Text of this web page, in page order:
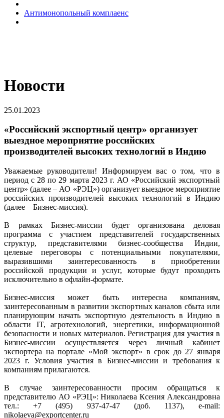
Антимонопольный комплаенс
Новости
25.01.2023
«Российский экспортный центр» организует
выездное мероприятие российских
производителей высоких технологий в Индию
Уважаемые руководители! Информируем вас о том, что в
период с 28 по 29 марта 2023 г. АО «Российский экспортный
центр» (далее – АО «РЭЦ») организует выездное мероприятие
российских производителей высоких технологий в Индию
(далее – Бизнес-миссия).
В рамках Бизнес-миссии будет организована деловая
программа с участием представителей государственных
структур, представителями бизнес-сообщества Индии,
целевые переговоры с потенциальными покупателями,
выразившими заинтересованность в приобретении
российской продукции и услуг, которые будут проходить
исключительно в офлайн-формате.
Бизнес-миссия может быть интересна компаниям,
заинтересованным в развитии экспортных каналов сбыта или
планирующим начать экспортную деятельность в Индию в
области IT, агротехнологий, энергетики, информационной
безопасности и новых материалов. Регистрация для участия в
Бизнес-миссии осуществляется через личный кабинет
экспортера на портале «Мой экспорт» в срок до 27 января
2023 г. Условия участия в Бизнес-миссии и требования к
компаниям прилагаются.
В случае заинтересованности просим обращаться к
представителю АО «РЭЦ»: Николаева Ксения Александровна
тел.: +7 (495) 937-47-47 (доб. 1137), e-mail:
nikolaeva@exportcenter.ru